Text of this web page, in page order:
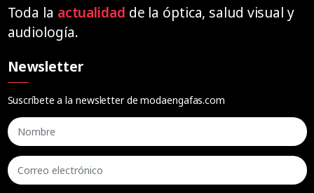
Toda la actualidad de la óptica, salud visual y
audiología.
Newsletter
Suscríbete a la newsletter de modaengafas.com